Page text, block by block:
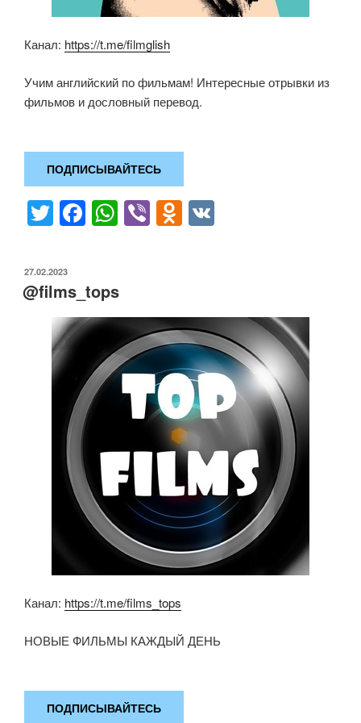
Канал: https://t.me/filmglish
Учим английский по фильмам! Интересные отрывки из
фильмов и дословный перевод.
ПОДПИСЫВАЙТЕСЬ
T
wi
tt
er
F
a
e
b
o
o
k
W
h
s
A
p
p
Vi
b
O
d
kl
a
ss
ni
ki
ОПУБЛИКОВАНО
27.02.2023
@films_tops
Канал: https://t.me/films_tops
НОВЫЕ ФИЛЬМЫ КАЖДЫЙ ДЕНЬ
ПОДПИСЫВАЙТЕСЬ